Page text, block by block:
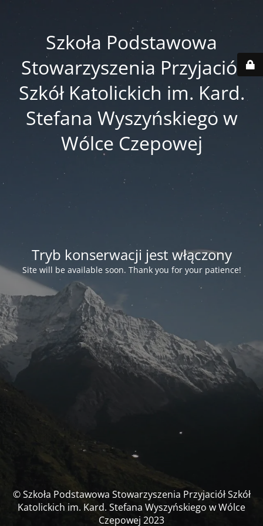
Szkoła Podstawowa
Stowarzyszenia Przyjaciół
Szkół Katolickich im. Kard.
Stefana Wyszyńskiego w
Wólce Czepowej
Tryb konserwacji jest włączony
Site will be available soon. Thank you for your patience!
© Szkoła Podstawowa Stowarzyszenia Przyjaciół Szkół
Katolickich im. Kard. Stefana Wyszyńskiego w Wólce
Czepowej 2023